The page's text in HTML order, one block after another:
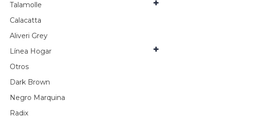
Talamolle
Calacatta
Aliveri Grey
Línea Hogar
Otros
Dark Brown
Negro Marquina
Radix